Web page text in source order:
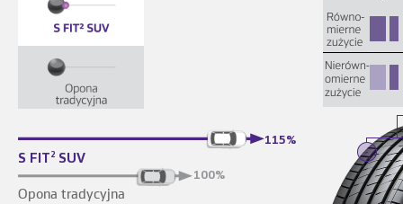
115%
S FIT2 SUV
100%
Opona tradycyjna